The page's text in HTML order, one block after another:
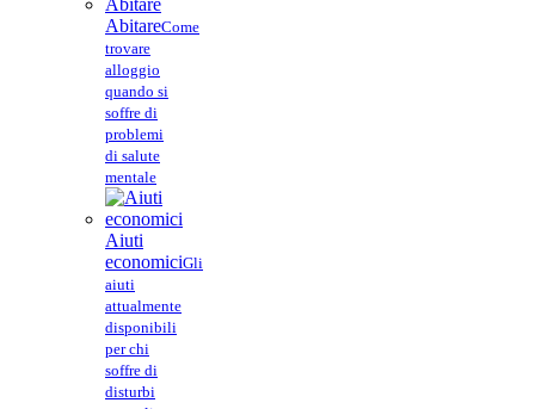
AbitareCome
trovare
alloggio
quando si
soffre di
problemi
di salute
mentale
Aiuti
economiciGli
aiuti
attualmente
disponibili
per chi
soffre di
disturbi